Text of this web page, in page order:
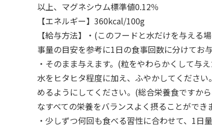
以上、マグネシウム標準値0.12％
【エネルギー】360kcal/100g
【給与方法】・(このフードと水だけを与える
事量の目安を参考に1日の食事回数に分けてお
・そのまま与えます。(粒をやわらかくして与
水をヒタヒタ程度に加え、ふやかしてくださ
めるようにしてください。(総合栄養食ですか
なすべての栄養をバランスよく摂ることができ
・少しずつ何回も食べる習性に合わせて、1日